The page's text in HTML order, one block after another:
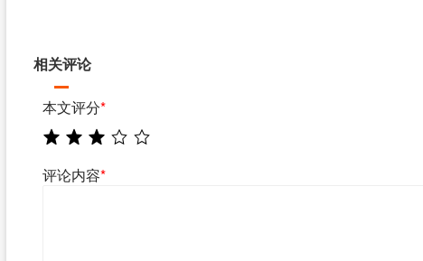
相关评论
本文评分*
评论内容*